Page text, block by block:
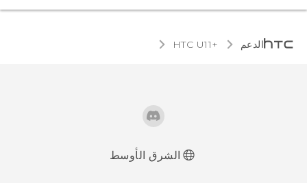
الدعم HTC U11+‎
الشرق الأوسط